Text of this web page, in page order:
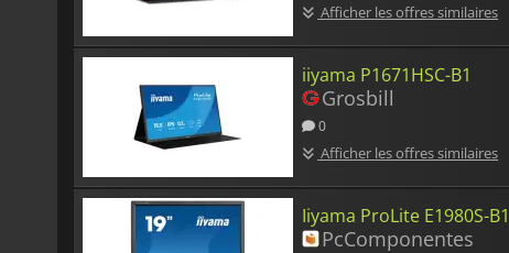
Afficher les offres similaires
iiyama P1671HSC-B1
Grosbill
0
Afficher les offres similaires
Iiyama ProLite E1980S-B1
PcComponentes